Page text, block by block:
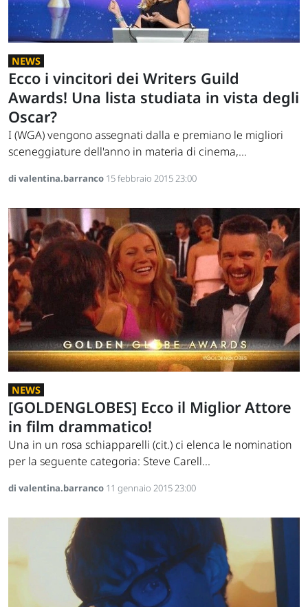
NEWS
Ecco i vincitori dei Writers Guild
Awards! Una lista studiata in vista degli
Oscar?
I (WGA) vengono assegnati dalla e premiano le migliori
sceneggiature dell'anno in materia di cinema,...
di valentina.barranco 15 febbraio 2015 23:00
NEWS
[GOLDENGLOBES] Ecco il Miglior Attore
in film drammatico!
Una in un rosa schiapparelli (cit.) ci elenca le nomination
per la seguente categoria: Steve Carell...
di valentina.barranco 11 gennaio 2015 23:00